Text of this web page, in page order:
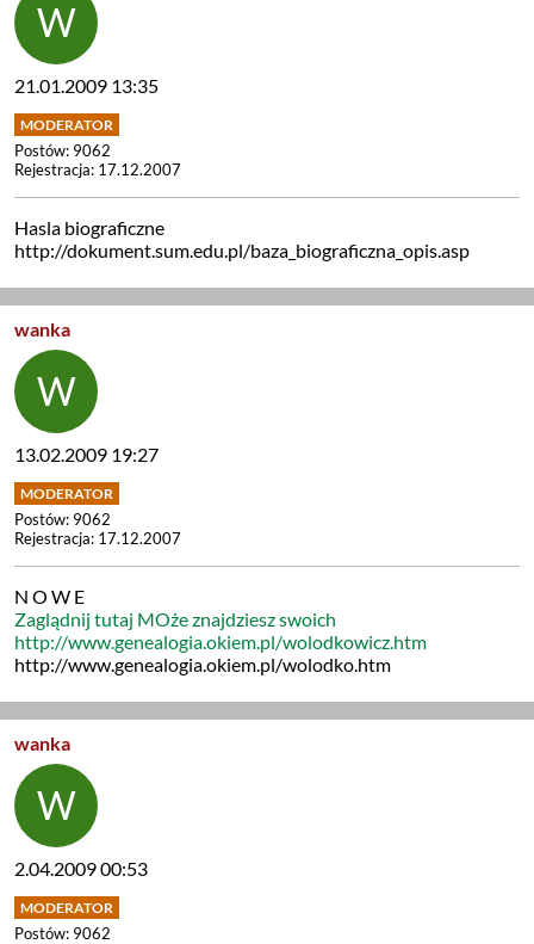
21.01.2009 13:35
Postów: 9062
Rejestracja: 17.12.2007
Hasla biograficzne
http://dokument.sum.edu.pl/baza_biograficzna_opis.asp
wanka
13.02.2009 19:27
Postów: 9062
Rejestracja: 17.12.2007
N O W E
Zaglądnij tutaj MOże znajdziesz swoich
http://www.genealogia.okiem.pl/wolodkowicz.htm
http://www.genealogia.okiem.pl/wolodko.htm
wanka
2.04.2009 00:53
Postów: 9062